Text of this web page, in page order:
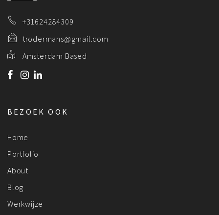
+31624284309
trodermans@gmail.com
Amsterdam Based
BEZOEK OOK
Home
Portfolio
About
Blog
Werkwijze